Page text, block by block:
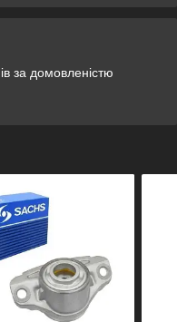
за домовленістю